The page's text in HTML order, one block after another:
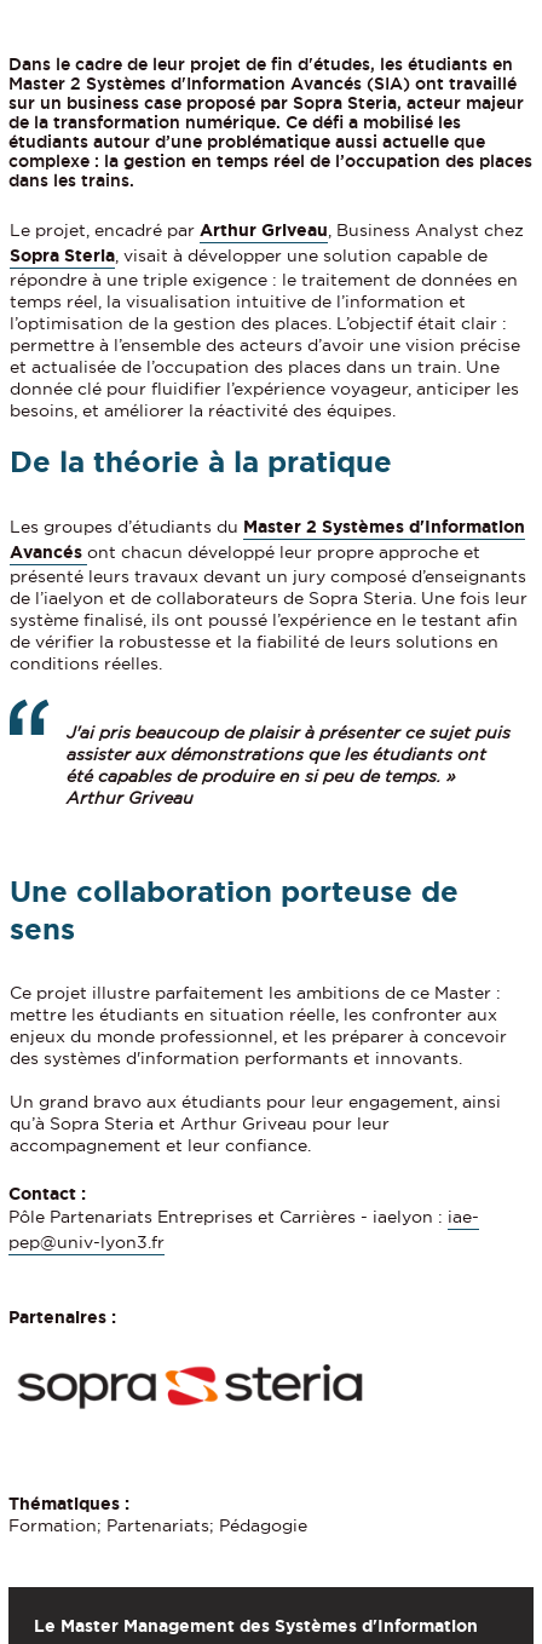
Dans le cadre de leur projet de fin d'études, les étudiants en
Master 2 Systèmes d'Information Avancés (SIA) ont travaillé
sur un business case proposé par Sopra Steria, acteur majeur
de la transformation numérique. Ce défi a mobilisé les
étudiants autour d’une problématique aussi actuelle que
complexe : la gestion en temps réel de l’occupation des places
dans les trains.
Le projet, encadré par Arthur Griveau , Business Analyst chez
Sopra Steria , visait à développer une solution capable de
répondre à une triple exigence : le traitement de données en
temps réel, la visualisation intuitive de l’information et
l’optimisation de la gestion des places. L’objectif était clair :
permettre à l’ensemble des acteurs d’avoir une vision précise
et actualisée de l’occupation des places dans un train. Une
donnée clé pour fluidifier l’expérience voyageur, anticiper les
besoins, et améliorer la réactivité des équipes.
De la théorie à la pratique
Les groupes d’étudiants du Master 2 Systèmes d'Information
Avancésont chacun développé leur propre approche et
présenté leurs travaux devant un jury composé d’enseignants
de l’iaelyon et de collaborateurs de Sopra Steria. Une fois leur
système finalisé, ils ont poussé l’expérience en le testant afin
de vérifier la robustesse et la fiabilité de leurs solutions en
conditions réelles.
J'ai pris beaucoup de plaisir à présenter ce sujet puis
assister aux démonstrations que les étudiants ont
été capables de produire en si peu de temps. »
Arthur Griveau
Une collaboration porteuse de
sens
Ce projet illustre parfaitement les ambitions de ce Master :
mettre les étudiants en situation réelle, les confronter aux
enjeux du monde professionnel, et les préparer à concevoir
des systèmes d'information performants et innovants.
Un grand bravo aux étudiants pour leur engagement, ainsi
qu’à Sopra Steria et Arthur Griveau pour leur
accompagnement et leur confiance.
Contact :
Pôle Partenariats Entreprises et Carrières - iaelyon : iae-
pep@univ-lyon3.fr
Partenaires :
Thématiques :
Formation; Partenariats; Pédagogie
Le Master Management des Systèmes d'Information